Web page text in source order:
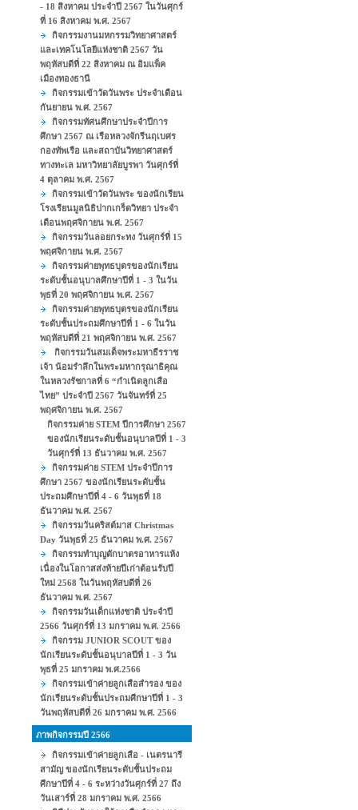
- 18 สิงหาคม ประจำปี 2567 ในวันศุกร์
ที่ 16 สิงหาคม พ.ศ. 2567
กิจกรรมงานมหกรรมวิทยาศาสตร์
และเทคโนโลยีแห่งชาติ 2567 วัน
พฤหัสบดีที่ 22 สิงหาคม ณ อิมแพ็ค
เมืองทองธานี
กิจกรรมเข้าวัดวันพระ ประจำเดือน
กันยายน พ.ศ. 2567
กิจกรรมทัศนศึกษาประจำปีการ
ศึกษา 2567 ณ เรือหลวงจักรีนฤเบศร
กองทัพเรือ และสถาบันวิทยาศาสตร์
ทางทะเล มหาวิทยาลัยบูรพา วันศุกร์ที่
4 ตุลาคม พ.ศ. 2567
กิจกรรมเข้าวัดวันพระ ของนักเรียน
โรงเรียนมูลนิธิปากเกร็ดวิทยา ประจำ
เดือนพฤศจิกายน พ.ศ. 2567
กิจกรรมวันลอยกระทง วันศุกร์ที่ 15
พฤศจิกายน พ.ศ. 2567
กิจกรรมค่ายพุทธบุตรของนักเรียน
ระดับชั้นอนุบาลศึกษาปีที่ 1 - 3 ในวัน
พุธที่ 20 พฤศจิกายน พ.ศ. 2567
กิจกรรมค่ายพุทธบุตรของนักเรียน
ระดับชั้นประถมศึกษาปีที่ 1 - 6 ในวัน
พฤหัสบดีที่ 21 พฤศจิกายน พ.ศ. 2567
กิจกรรมวันสมเด็จพระมหาธีรราช
เจ้า น้อมรำลึกในพระมหากรุณาธิคุณ
ในหลวงรัชกาลที่ 6 “กําเนิดลูกเสือ
ไทย” ประจำปี 2567 วันจันทร์ที่ 25
พฤศจิกายน พ.ศ. 2567
กิจกรรมค่าย STEM ปีการศึกษา 2567
ของนักเรียนระดับชั้นอนุบาลปีที่ 1 - 3
วันศุกร์ที่ 13 ธันวาคม พ.ศ. 2567
กิจกรรมค่าย STEM ประจำปีการ
ศึกษา 2567 ของนักเรียนระดับชั้น
ประถมศึกษาปีที่ 4 - 6 วันพุธที่ 18
ธันวาคม พ.ศ. 2567
กิจกรรมวันคริสต์มาส Christmas
Day วันพุธที่ 25 ธันวาคม พ.ศ. 2567
กิจกรรมทำบุญตักบาตรอาหารแห้ง
เนื่องในโอกาสส่งท้ายปีเก่าต้อนรับปี
ใหม่ 2568 ในวันพฤหัสบดีที่ 26
ธันวาคม พ.ศ. 2567
กิจกรรมวันเด็กแห่งชาติ ประจำปี
2566 วันศุกร์ที่ 13 มกราคม พ.ศ. 2566
กิจกรรม JUNIOR SCOUT ของ
นักเรียนระดับชั้นอนุบาลปีที่ 1 - 3 วัน
พุธที่ 25 มกราคม พ.ศ.2566
กิจกรรมเข้าค่ายลูกเสือสำรอง ของ
นักเรียนระดับชั้นประถมศีกษาปีที่ 1 - 3
วันพฤหัสบดีที่ 26 มกราคม พ.ศ. 2566
ภาพกิจกรรมปี 2566
กิจกรรมเข้าค่ายลูกเสือ - เนตรนารี
สามัญ ของนักเรียนระดับชั้นประถม
ศีกษาปีที่ 4 - 6 ระหว่างวันศุกร์ที่ 27 ถึง
วันเสาร์ที่ 28 มกราคม พ.ศ. 2566